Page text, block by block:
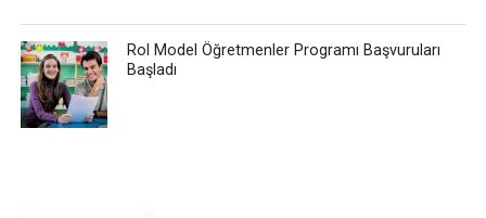
Rol Model Öğretmenler Programı Başvuruları
Başladı